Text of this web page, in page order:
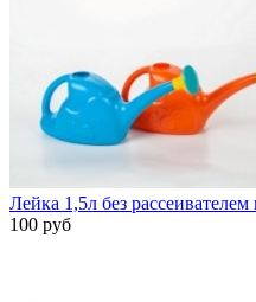
Лейка 1,5л без
100 руб